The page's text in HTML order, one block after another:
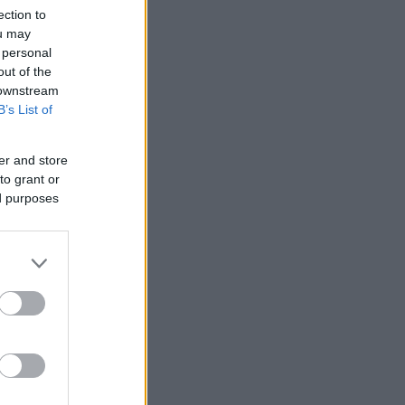
to
may
of the
List of
and store
grant or
purposes